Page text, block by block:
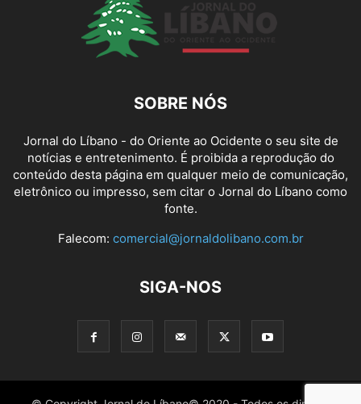
SOBRE NÓS
Jornal do Líbano - do Oriente ao Ocidente o seu site de
notícias e entretenimento. É proibida a reprodução do
conteúdo desta página em qualquer meio de comunicação,
eletrônico ou impresso, sem citar o Jornal do Líbano como
fonte.
Falecom: comercial@jornaldolibano.com.br
SIGA-NOS